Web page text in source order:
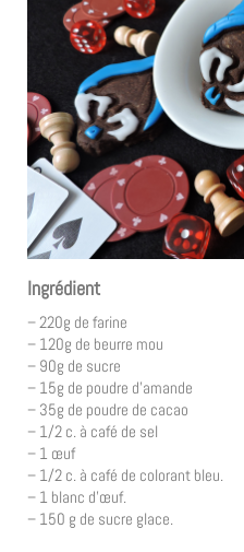
Ingrédient
– 220g de farine
– 120g de beurre mou
– 90g de sucre
– 15g de poudre d’amande
– 35g de poudre de cacao
– 1/2 c. à café de sel
– 1 œuf
– 1/2 c. à café de colorant bleu.
– 1 blanc d’œuf.
– 150 g de sucre glace.